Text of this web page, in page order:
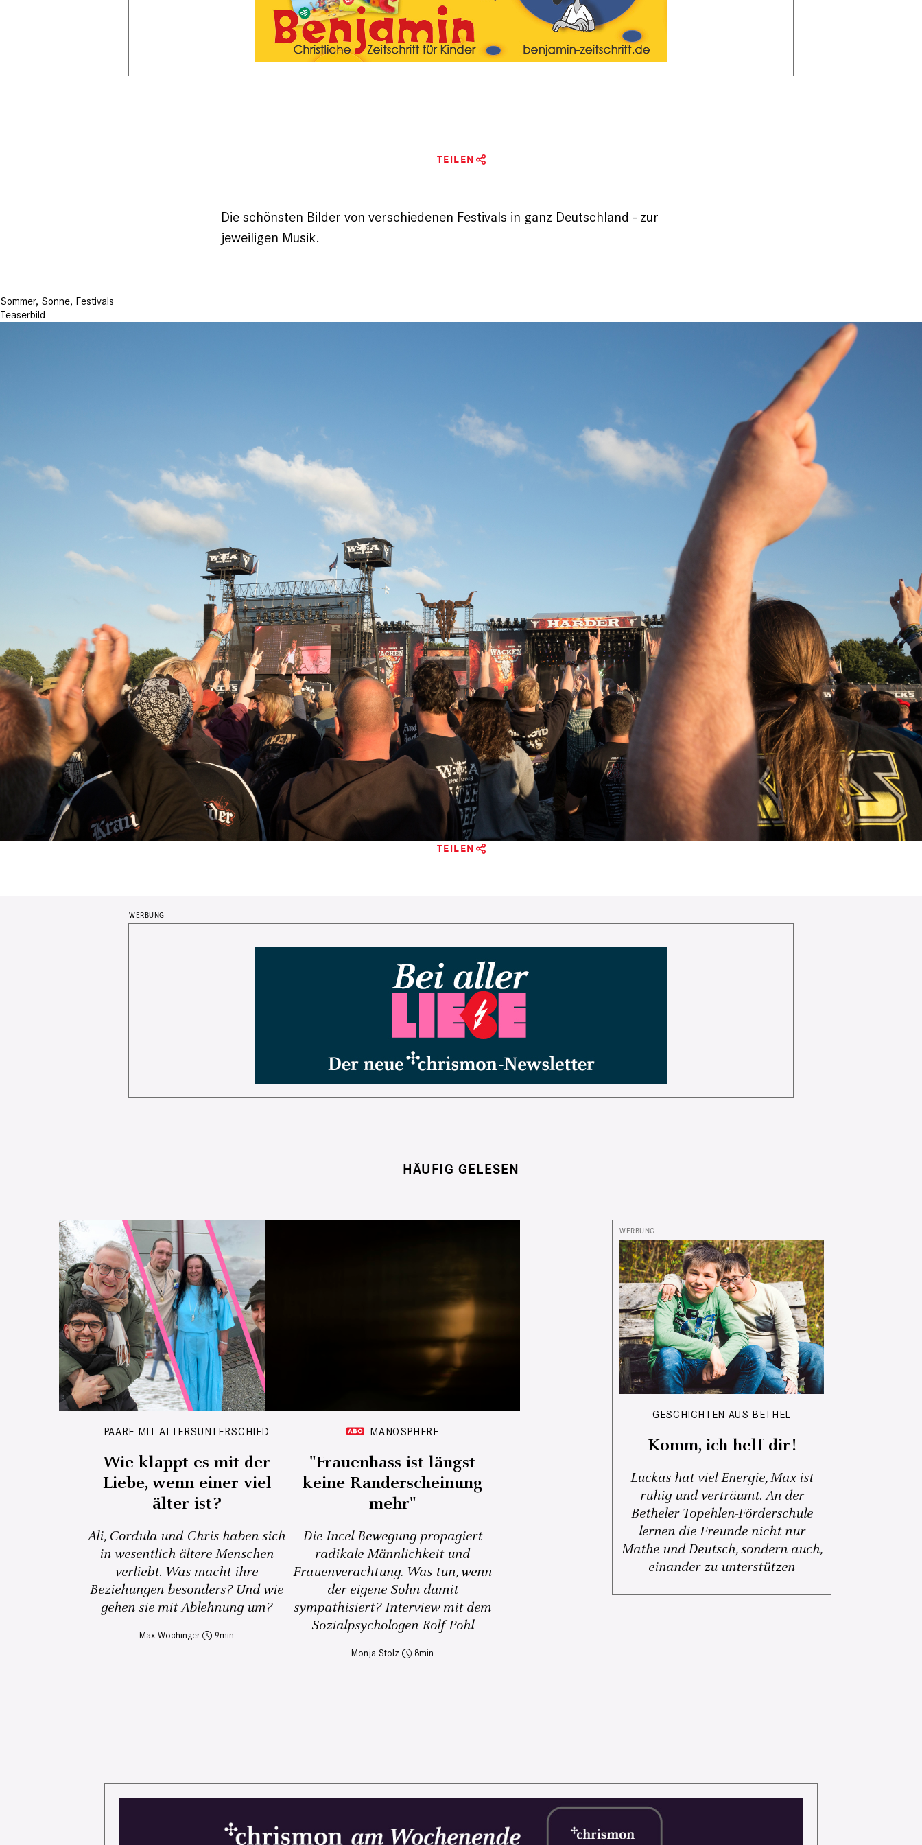
TEILEN
Die schönsten Bilder von verschiedenen Festivals in ganz Deutschland - zur
jeweiligen Musik.
Sommer, Sonne, Festivals
Teaserbild
TEILEN
HÄUFIG GELESEN
PAARE MIT ALTERSUNTERSCHIED
Wie klappt es mit der
Liebe, wenn einer viel
älter ist?
Ali, Cordula und Chris haben sich
in wesentlich ältere Menschen
verliebt. Was macht ihre
Beziehungen besonders? Und wie
gehen sie mit Ablehnung um?
Max Wochinger 9
MANOSPHERE
"Frauenhass ist längst
keine Randerscheinung
mehr"
Die Incel-Bewegung propagiert
radikale Männlichkeit und
Frauenverachtung. Was tun, wenn
der eigene Sohn damit
sympathisiert? Interview mit dem
Sozialpsychologen Rolf Pohl
Monja Stolz 8
GESCHICHTEN AUS BETHEL
Komm, ich helf dir!
Luckas hat viel Energie, Max ist
ruhig und verträumt. An der
Betheler Topehlen-Förderschule
lernen die Freunde nicht nur
Mathe und Deutsch, sondern auch,
einander zu unterstützen